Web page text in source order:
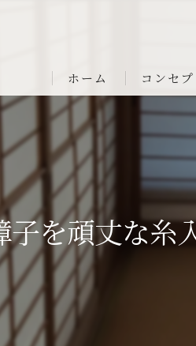
ホーム コンセプ
子を頑丈な